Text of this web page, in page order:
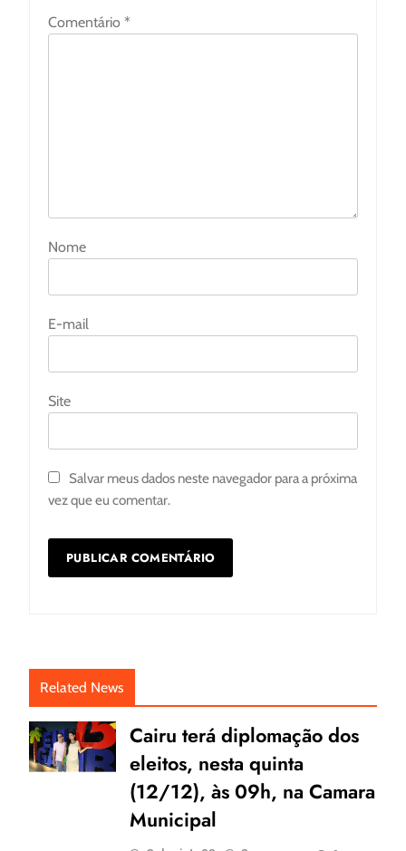
Comentário *
Nome
E-mail
Site
Salvar meus dados neste navegador para a próxima
vez que eu comentar.
Related News
Cairu terá diplomação dos
eleitos, nesta quinta
(12/12), às 09h, na Camara
Municipal